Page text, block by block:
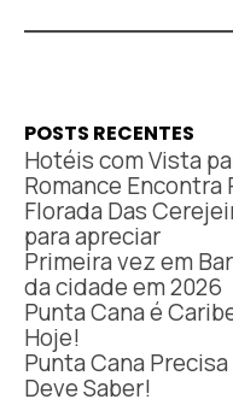
POSTS RECENTES
Hotéis com Vista
Romance Encontra
Florada Das
para apreciar
Primeira vez em
da cidade em 2026
Punta Cana é
Hoje!
Punta Cana
Deve Saber!